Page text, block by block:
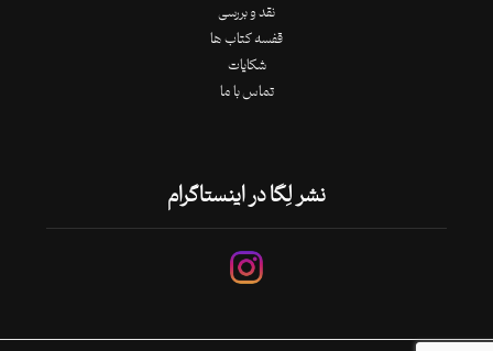
نقد و بررسی
قفسه کتاب ها
شکایات
تماس با ما
نشر لِگا در اینستاگرام